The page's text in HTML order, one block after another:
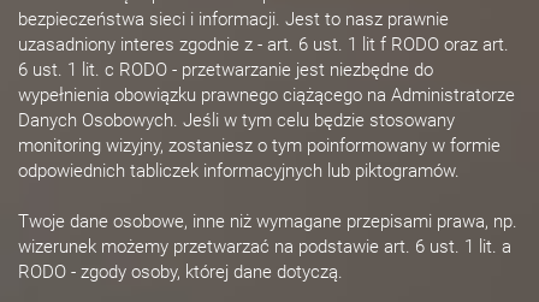
bezpieczeństwa sieci i informacji. Jest to nasz prawnie
uzasadniony interes zgodnie z - art. 6 ust. 1 lit f RODO oraz art.
6 ust. 1 lit. c RODO - przetwarzanie jest niezbędne do
wypełnienia obowiązku prawnego ciążącego na Administratorze
Danych Osobowych. Jeśli w tym celu będzie stosowany
monitoring wizyjny, zostaniesz o tym poinformowany w formie
odpowiednich tabliczek informacyjnych lub piktogramów.
Twoje dane osobowe, inne niż wymagane przepisami prawa, np.
wizerunek możemy przetwarzać na podstawie art. 6 ust. 1 lit. a
RODO - zgody osoby, której dane dotyczą.